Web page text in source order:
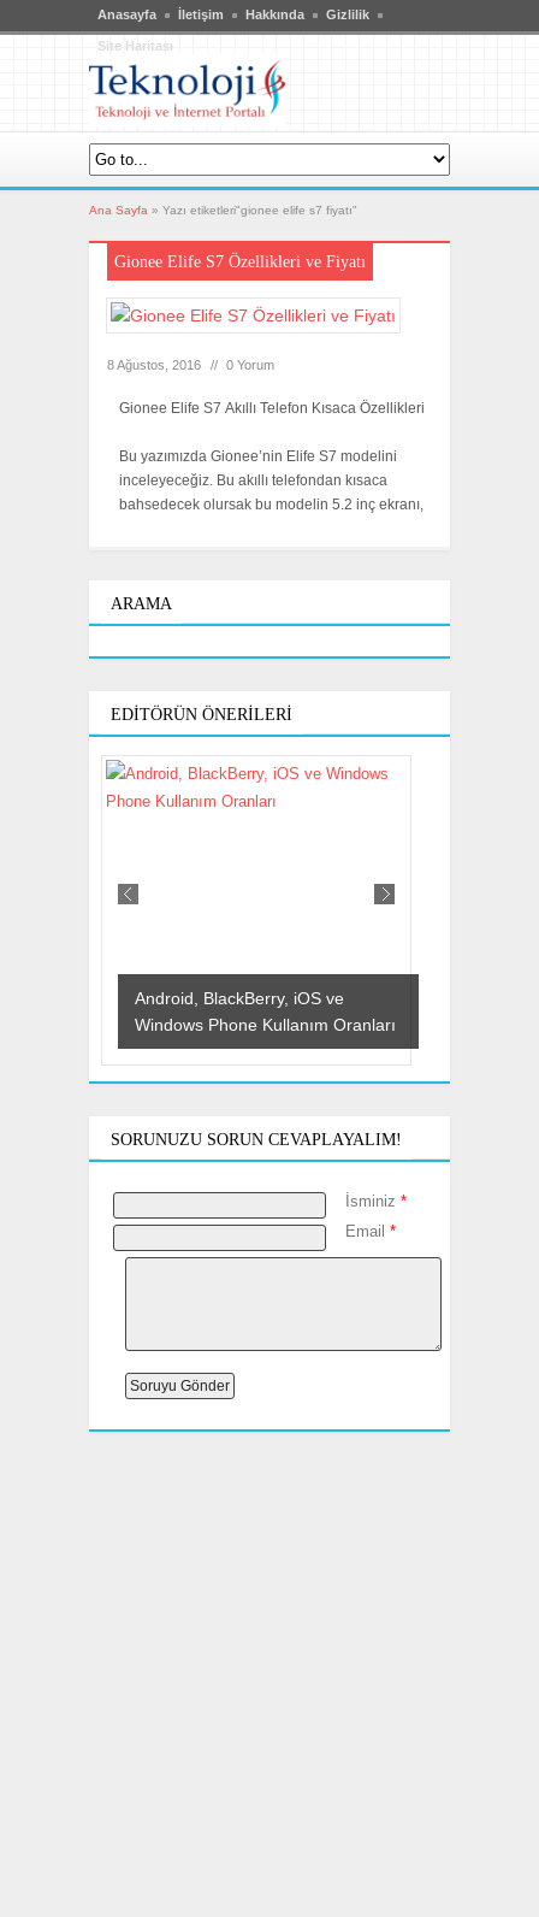
Anasayfa İletişim Hakkında Gizlilik
Site Haritası
Ana Sayfa » Yazı etiketleri"gionee elife s7 fiyatı"
Gionee Elife S7 Özellikleri ve Fiyatı
8 Ağustos, 2016 // 0 Yorum
Gionee Elife S7 Akıllı Telefon Kısaca Özellikleri
Bu yazımızda Gionee’nin Elife S7 modelini
inceleyeceğiz. Bu akıllı telefondan kısaca
bahsedecek olursak bu modelin 5.2 inç ekranı,
ARAMA
EDITÖRÜN ÖNERILERI
Android, BlackBerry, iOS ve
Windows Phone Kullanım Oranları
SORUNUZU SORUN CEVAPLAYALIM!
İsminiz *
Email *